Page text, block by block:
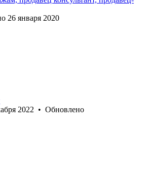
26 января 2020
2022 • Обновлено